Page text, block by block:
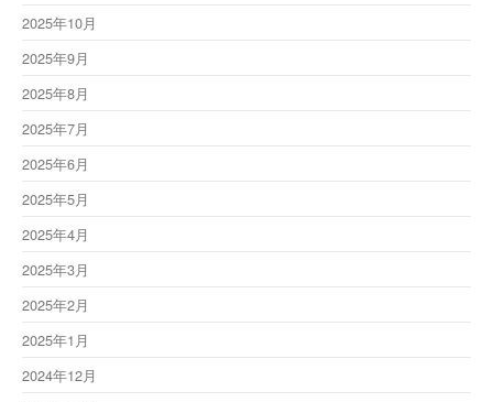
2025年10月
2025年9月
2025年8月
2025年7月
2025年6月
2025年5月
2025年4月
2025年3月
2025年2月
2025年1月
2024年12月